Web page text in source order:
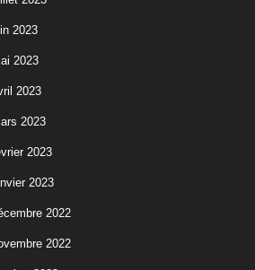
2023
2023
2023
2023
2023
2023
2022
2022